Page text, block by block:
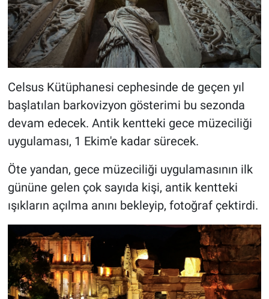
Celsus Kütüphanesi cephesinde de geçen yıl
başlatılan barkovizyon gösterimi bu sezonda
devam edecek. Antik kentteki gece müzeciliği
uygulaması, 1 Ekim'e kadar sürecek.
Öte yandan, gece müzeciliği uygulamasının ilk
gününe gelen çok sayıda kişi, antik kentteki
ışıkların açılma anını bekleyip, fotoğraf çektirdi.